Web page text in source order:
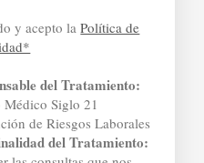
y acepto laPolítica de
del Tratamiento:
Médico Siglo 21
de Riesgos Laborales
del Tratamiento: